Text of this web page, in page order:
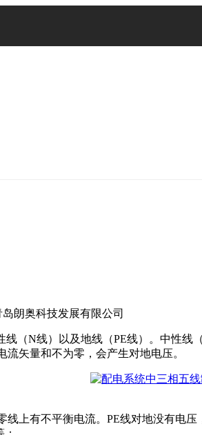
岛朗奥科技发展有限公司
（N线）以及地线（PE线）。中性
矢量和不为零，会产生对地电压。
上有不平衡电流。PE线对地没有电压